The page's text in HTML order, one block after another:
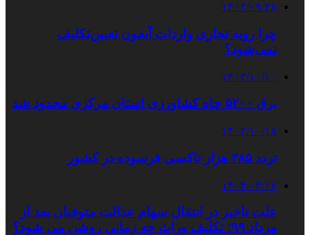
۱۴۰۳/۰۹/۲۸
چرا رویه تجاری واردات آیفون‌ تعیین‌تکلیف
نمی‌شود؟
۱۴۰۳/۱۰/۱۰
برق ۵۲۰۰ چاه کشاورزی استان مرکزی محدود شد
۱۴۰۲/۱۰/۱۸
تردد ۳۸۵ هزار تاکسی فرسوده در کشور
۱۴۰۴/۰۳/۱۷
علت تاخیر در انتقال سهام عدالت متوفیان بعد از
مرداد ۹۹؛ تکلیف وراث چه زمانی روشن می شود؟